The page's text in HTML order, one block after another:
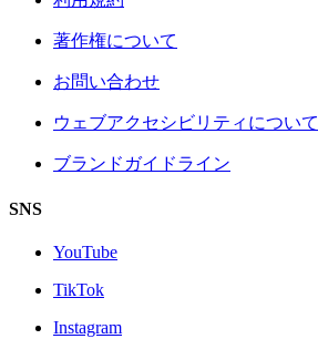
著作権について
お問い合わせ
ウェブアクセシビリティについて
ブランドガイドライン
SNS
YouTube
TikTok
Instagram